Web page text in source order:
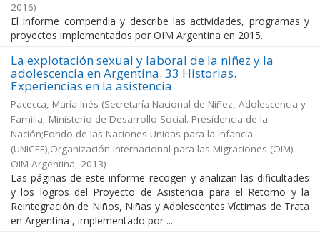
2016)
El informe compendia y describe las actividades, programas y
proyectos implementados por OIM Argentina en 2015.
La explotación sexual y laboral de la niñez y la
adolescencia en Argentina. 33 Historias.
Experiencias en la asistencia
Pacecca, María Inés (Secretaría Nacional de Niñez, Adolescencia y
Familia, Ministerio de Desarrollo Social. Presidencia de la
Nación;Fondo de las Naciones Unidas para la Infancia
(UNICEF);Organización Internacional para las Migraciones (OIM)
OIM Argentina, 2013)
Las páginas de este informe recogen y analizan las dificultades
y los logros del Proyecto de Asistencia para el Retorno y la
Reintegración de Niños, Niñas y Adolescentes Víctimas de Trata
en Argentina , implementado por ...